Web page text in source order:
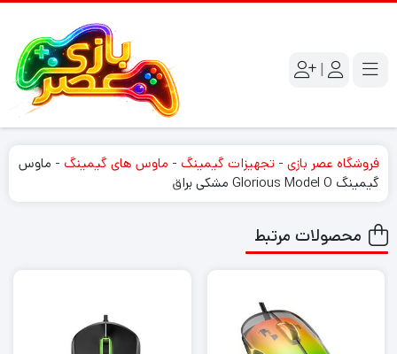
|
فروشگاه عصر بازی - تجهیزات گیمینگ - ماوس های گیمینگ - ماوس
گیمینگ Glorious Model O مشکی براق
محصولات مرتبط